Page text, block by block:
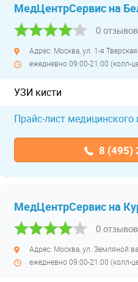
МедЦентрСервис на
0 отзывов
Адрес: Москва, ул. 1-я
ежедневно 09:00-21:00 (колл-
УЗИ кисти
Прайс-лист медицинского
8 (495)
МедЦентрСервис на
0 отзывов
Адрес: Москва, ул. Земляной
ежедневно 09:00-21:00 (колл-